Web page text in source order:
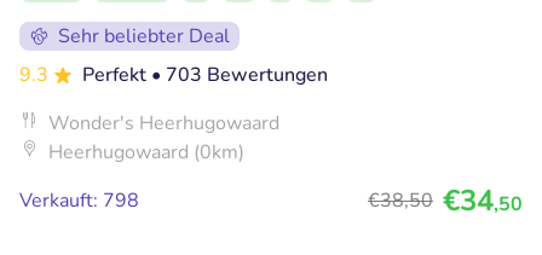
Sehr beliebter Deal
9.3
Perfekt • 703 Bewertungen
Wonder's Heerhugowaard
Heerhugowaard (0km)
Verkauft: 798
€38,50 €34,50